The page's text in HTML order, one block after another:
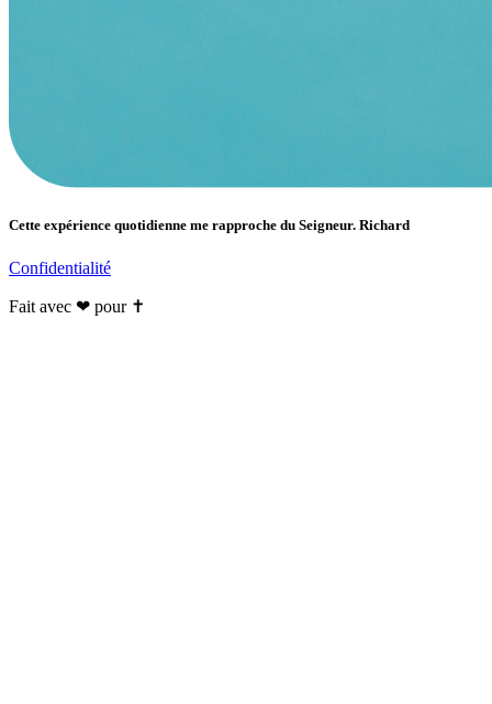
Cette expérience quotidienne me rapproche du Seigneur. Richard
Confidentialité
Fait avec ❤ pour ✝️️